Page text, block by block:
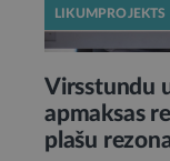
LIKUMPROJEKTS
Virsstundu
apmaksas
plašu